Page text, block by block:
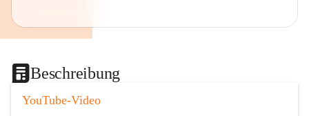
Beschreibung
YouTube-Video